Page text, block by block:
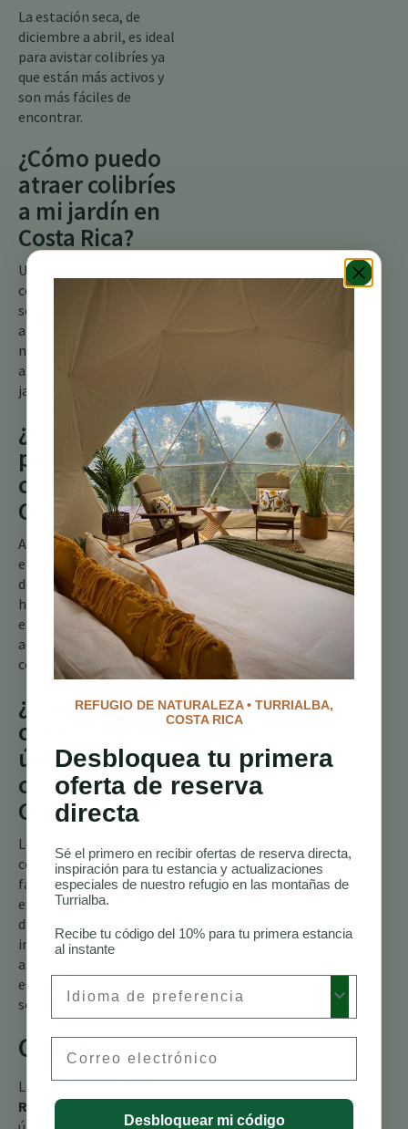
La estación seca, de
diciembre a abril, es ideal
para avistar colibríes ya
que están más activos y
son más fáciles de
encontrar.
¿Cómo puedo
atraer colibríes
a mi jardín en
Costa Rica?
Usar comederos para
colibríes llenos con una
solución de agua con
azúcar y plantar plantas
nativas con flores puede
atraer a estas aves a tu
jardín.
¿Están en
peligro los
colibríes en
Costa Rica?
Aunque algunas especies
enfrentan amenazas
debido a la pérdida de
hábitat, muchos colibríes
en Costa Rica no están
actualmente clasificados
como en peligro.
¿Cuáles son los
comportamientos
únicos de los
colibríes en
Costa Rica?
Los colibríes exhiben
comportamientos
fascinantes como
exhibiciones territoriales,
danzas de cortejo
intrincadas y técnicas de
alimentación
especializadas que varían
según la especie.
Conclusión
Los
colibríes de Costa
Rica
ofrecen una visión
REFUGIO DE NATURALEZA • TURRIALBA,
COSTA RICA
Desbloquea tu primera
oferta de reserva
directa
Sé el primero en recibir ofertas de reserva directa,
inspiración para tu estancia y actualizaciones
especiales de nuestro refugio en las montañas de
Turrialba.
Recibe tu código del 10% para tu primera estancia
al instante
Desbloquear mi código